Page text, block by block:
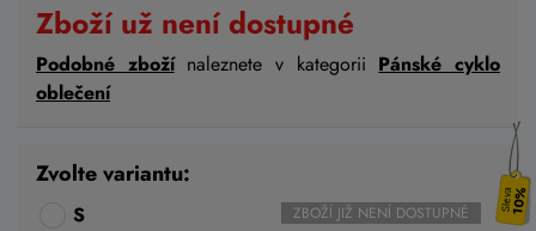
Zboží už není dostupné
Podobné zbožínaleznete v kategorii Pánské cyklo
oblečení
10%
Zvolte variantu:
S ZBOŽÍ JIŽ NENÍ DOSTUPNÉ